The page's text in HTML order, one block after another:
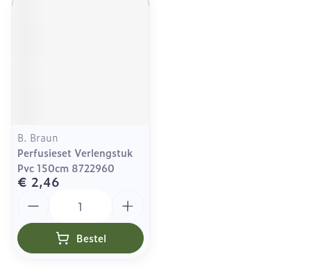
B. Braun
Perfusieset Verlengstuk
Pvc 150cm 8722960
€ 2,46
Bestel